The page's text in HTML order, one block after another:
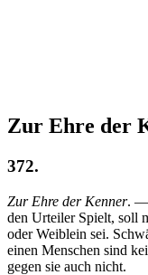
Zur Ehre der
372.
Zur Ehre der Kenner. —
den Urteiler Spielt, soll
oder Weiblein sei.
einen Menschen sind
gegen sie auch nicht.